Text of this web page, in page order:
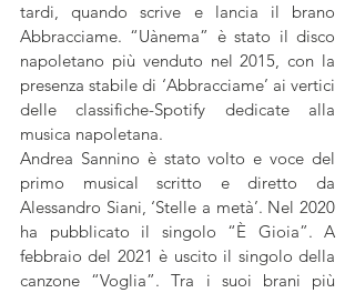
tardi, quando scrive e lancia il brano
Abbracciame. “Uànema” è stato il disco
napoletano più venduto nel 2015, con la
presenza stabile di ‘Abbracciame’ ai vertici
delle classifiche-Spotify dedicate alla
musica napoletana.
Andrea Sannino è stato volto e voce del
primo musical scritto e diretto da
Alessandro Siani, ‘Stelle a metà’. Nel 2020
ha pubblicato il singolo “È Gioia”. A
febbraio del 2021 è uscito il singolo della
canzone “Voglia”. Tra i suoi brani più